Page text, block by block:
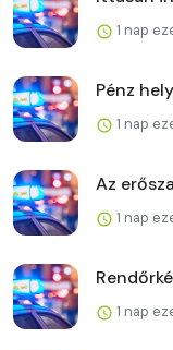
1 nap
Pénz
1 nap
Az
1 nap
1 nap